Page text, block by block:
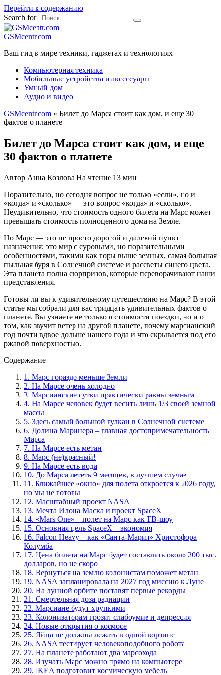
Перейти к содержанию
Search for:
GSMcentr.com
Ваш гид в мире техники, гаджетах и технологиях
Компьютерная техника
Мобильные устройства и аксессуары
Умный дом
Аудио и видео
GSMcentr.com » Билет до Марса стоит как дом, и еще 30
фактов о планете
Билет до Марса стоит как дом, и еще
30 фактов о планете
Автор Анна Козлова На чтение 13 мин
Поразительно, но сегодня вопрос не только «если», но и
«когда» и «сколько» — это вопрос «когда» и «сколько».
Неудивительно, что стоимость одного билета на Марс может
превышать стоимость полноценного дома на Земле.
Но Марс — это не просто дорогой и далекий пункт
назначения; это мир с суровыми, но поразительными
особенностями, такими как горы выше земных, самая большая
пыльная буря в Солнечной системе и рассветы синего цвета.
Эта планета полна сюрпризов, которые переворачивают наши
представления.
Готовы ли вы к удивительному путешествию на Марс? В этой
статье мы собрали для вас тридцать удивительных фактов о
планете. Вы узнаете не только о стоимости поездки, но и о
том, как звучит ветер на другой планете, почему марсианский
год почти вдвое дольше нашего года и что скрывается под его
ржавой поверхностью.
Содержание
1. Марс гораздо меньше Земли
2. На Марсе очень холодно
3. Марсианские сутки практически равны земным
4. На Марсе человек будет весить лишь 1/3 своей земной
массы
5. Здесь самый большой вулкан в Солнечной системе
6. Долина Маринера – главная достопримечательность
Марса
7. На Марсе есть метан
8. Марс (не)красный!
9. На Марсе есть вода
10. До Марса лететь 9 месяцев, в лучшем случае
11. Ближайшее «окно» для полета откроется к 2026 году,
но мы не готовы
12. Масштабный проект NASA
13. Мечта Илона Маска и проект SpaceX
14. «Mars One» – полет на Марс как ТВ-шоу
15. Основная цель SpaceX – экономия
16. Falcon Heavy – как «Санта-Мария» Христофора
Колумба
17. Цена билета на Марс будет составлять около 200 тыс.
долларов, но не скоро
18. Вернуться на землю колонистам поможет метан
19. NASA запланировала на 2027 год миссию к Луне
20. На лунной орбите поставят первые рекорды
21. Смертельная доза радиации
22. Марсиане будут хрупкими
23. Колонизаторам грозит слабоумие и депрессия
24. Новые открытия о космосе
25. Яйца не должны лежать в одной корзине
26. NASA тестирует человекоподобного робота
27. На планете работают два марсохода
28. Изучать Марс можно прямо на компьютере
29. IKEA подготовит космическую мебель